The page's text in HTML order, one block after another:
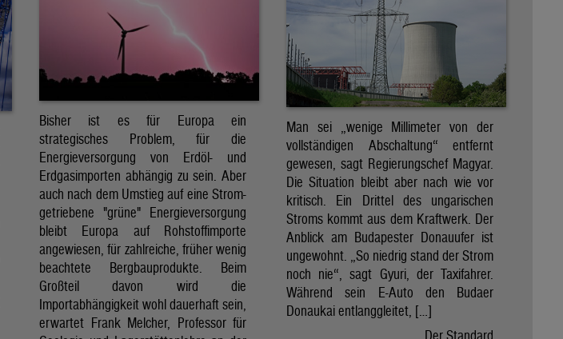
Bisher ist es für Europa ein
strategisches Problem, für die
Energieversorgung von Erdöl- und
Erdgasimporten abhängig zu sein. Aber
auch nach dem Umstieg auf eine Strom-
getriebene "grüne" Energieversorgung
bleibt Europa auf Rohstoffimporte
angewiesen, für zahlreiche, früher wenig
beachtete Bergbauprodukte. Beim
Großteil davon wird die
Importabhängigkeit wohl dauerhaft sein,
erwartet Frank Melcher, Professor für
Man sei „wenige Millimeter von der
vollständigen Abschaltung“ entfernt
gewesen, sagt Regierungschef Magyar.
Die Situation bleibt aber nach wie vor
kritisch. Ein Drittel des ungarischen
Stroms kommt aus dem Kraftwerk. Der
Anblick am Budapester Donauufer ist
ungewohnt. „So niedrig stand der Strom
noch nie“, sagt Gyuri, der Taxifahrer.
Während sein E-Auto den Budaer
Donaukai entlanggleitet, […]
Der Standard